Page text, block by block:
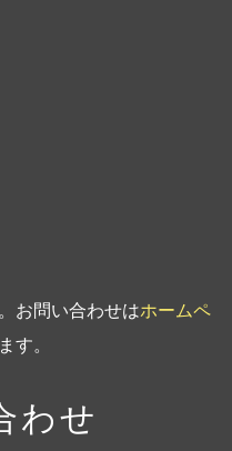
お問い合わせはホームペ
す。
わせ